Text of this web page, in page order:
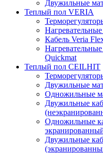
Двужильные
Теплый пол VERIA
Кабель Veria
Quickmat
Теплый пол CEILHIT
Двужильные
Одножильные
Двужильные
Одножильные
Двужильные